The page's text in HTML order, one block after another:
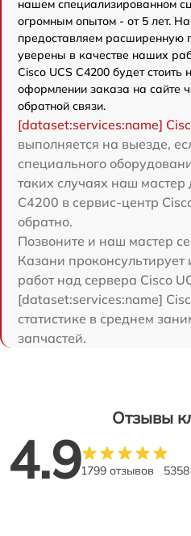
нашем специализированном
огромным опытом - от 5 лет.
предоставляем расширенную
уверены в качестве наших
Cisco UCS C4200 будет
оформлении заказа на сайте
обратной связи.
[dataset:services:name]
выполняется на выезде,
специального
таких случаях наш мастер
C4200 в сервис-центр
обратно.
Позвоните и наш мастер
Казани проконсультирует
работ над сервера Cisco
[dataset:services:name]
статистике в среднем
запчастей.
Отзывы
4.91799 отзывов